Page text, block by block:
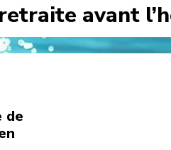
avant
de